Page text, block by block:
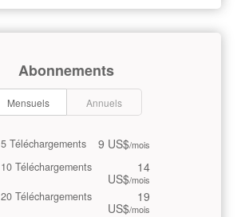
Abonnements
Mensuels Annuels
5 Téléchargements 9 US$/mois
10 Téléchargements 14
US$/mois
20 Téléchargements 19
US$/mois